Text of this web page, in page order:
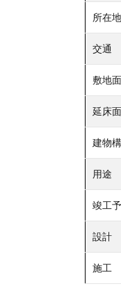
所在地
交通
敷地
延床
建物
用途
竣工
設計
施工